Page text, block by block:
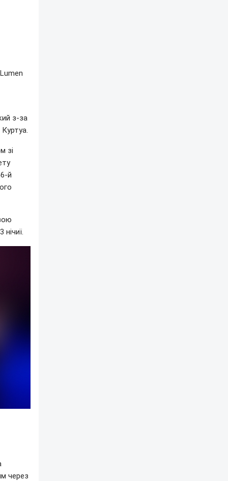
з-за
зі
й
через